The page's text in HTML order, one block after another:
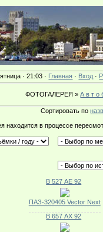
· 21:03 · Главная · Вход ·
ФОТОГАЛЕРЕЯ »А в т о
Сортировать по
находится в процессе
В 527 АЕ 92
ПАЗ-320405 Vector Next
В 657 АХ 92